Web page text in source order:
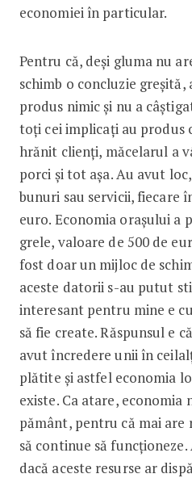
economiei în particular.
Pentru că, deși gluma nu
schimb o concluzie greșită,
produs nimic și nu a
toți cei implicați au produs
hrănit clienți, măcelarul a
porci și tot așa. Au avut
bunuri sau servicii, fiecare
euro. Economia orașului a
grele, valoare de 500 de
fost doar un mijloc de
aceste datorii s-au putut
interesant pentru mine e
să fie create. Răspunsul e
avut încredere unii în
plătite și astfel economia
existe. Ca atare, economia
pământ, pentru că mai are
să continue să
dacă aceste resurse ar